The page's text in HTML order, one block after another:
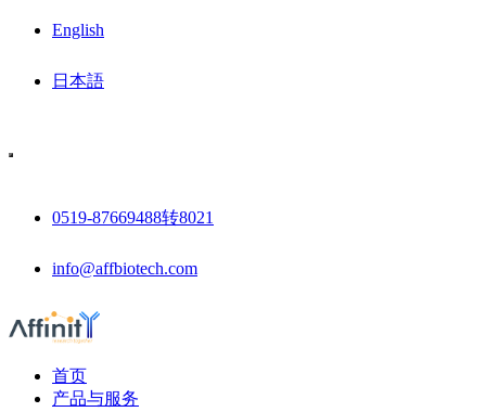
English
日本語
0519-87669488转8021
info@affbiotech.com
首页
产品与服务